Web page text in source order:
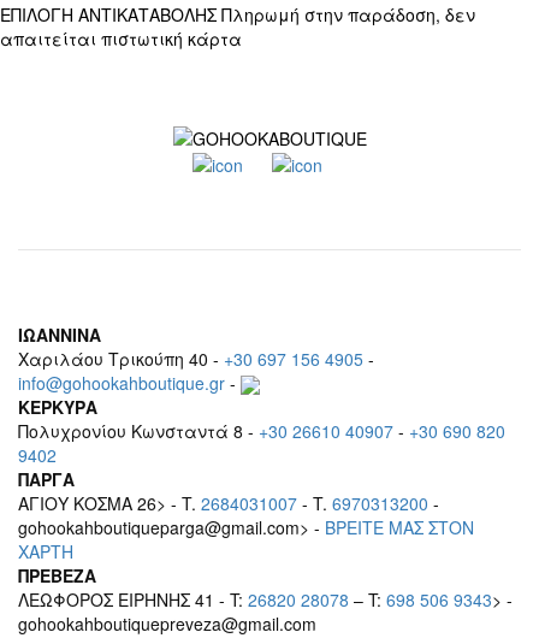
ΕΠΙΛΟΓΗ ΑΝΤΙΚΑΤΑΒΟΛΗΣ Πληρωμή στην παράδοση, δεν
απαιτείται πιστωτική κάρτα
ΙΩΑΝΝΙΝΑ
Χαριλάου Τρικούπη 40 - +30 697 156 4905 -
info@gohookahboutique.gr -
ΚΕΡΚΥΡΑ
Πολυχρονίου Κωνσταντά 8 - +30 26610 40907 - +30 690 820
9402
ΠΑΡΓΑ
ΑΓΙΟΥ ΚΟΣΜΑ 26> - T. 2684031007 - T. 6970313200 -
gohookahboutiqueparga@gmail.com> - BΡEITE MAΣ ΣΤΟΝ
ΧΑΡΤΗ
ΠΡΕΒΕΖΑ
ΛΕΩΦΟΡΟΣ ΕΙΡΗΝΗΣ 41 - T: 26820 28078 – T: 698 506 9343> -
gohookahboutiquepreveza@gmail.com